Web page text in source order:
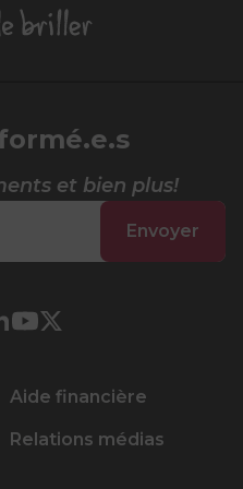
et bien plus!
Envoyer
Lien
site.
Cet
Lien
site.
Cet
site.
Aide financière
Relations médias